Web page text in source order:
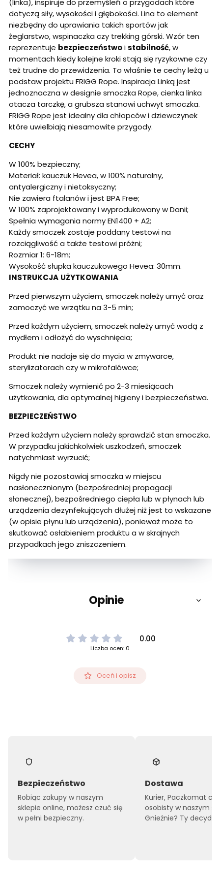
(linka), inspiruje do przemyśleń o przygodach które
dotyczą siły, wysokości i głębokości. Lina to element
niezbędny do uprawiania takich sportów jak
żeglarstwo, wspinaczka czy trekking górski. Wzór ten
reprezentuje bezpieczeństwoistabilność, w
momentach kiedy kolejne kroki stają się ryzykowne czy
też trudne do przewidzenia. To właśnie te cechy leżą u
podstaw projektu FRIGG Rope. Inspiracja Linką jest
jednoznaczna w designie smoczka Rope, cienka linka
otacza tarczkę, a grubsza stanowi uchwyt smoczka.
FRIGG Rope jest idealny dla chłopców i dziewczynek
które uwielbiają niesamowite przygody.
CECHY
W 100% bezpieczny;
Materiał: kauczuk Hevea, w 100% naturalny,
antyalergiczny i nietoksyczny;
Nie zawiera ftalanów i jest BPA Free;
W 100% zaprojektowany i wyprodukowany w Danii;
Spełnia wymagania normy EN1400 + A2;
Każdy smoczek zostaje poddany testowi na
rozciągliwość a także testowi próżni;
Rozmiar 1: 6-18m;
Wysokość słupka kauczukowego Hevea: 30mm.
INSTRUKCJA UŻYTKOWANIA
Przed pierwszym użyciem, smoczek należy umyć oraz
zamoczyć we wrzątku na 3-5 min;
Przed każdym użyciem, smoczek należy umyć wodą z
mydłem i odłożyć do wyschnięcia;
Produkt nie nadaje się do mycia w zmywarce,
sterylizatorach czy w mikrofalówce;
Smoczek należy wymienić po 2-3 miesiącach
użytkowania, dla optymalnej higieny i bezpieczeństwa.
BEZPIECZEŃSTWO
Przed każdym użyciem należy sprawdzić stan smoczka.
W przypadku jakichkolwiek uszkodzeń, smoczek
natychmiast wyrzucić;
Nigdy nie pozostawiaj smoczka w miejscu
nasłonecznionym (bezpośredniej propagacji
słonecznej), bezpośredniego ciepła lub w płynach lub
urządzenia dezynfekujących dłużej niż jest to wskazane
(w opisie płynu lub urządzenia), ponieważ może to
skutkować osłabieniem produktu a w skrajnych
przypadkach jego zniszczeniem.
Opinie
0.00
Liczba ocen: 0
Oceń i opisz
Bezpieczeństwo
Robiąc zakupy w naszym
sklepie online, możesz czuć się
w pełni bezpieczny.
Dostawa
Kurier, Paczkomat
osobisty w naszym
Gnieźnie? Ty